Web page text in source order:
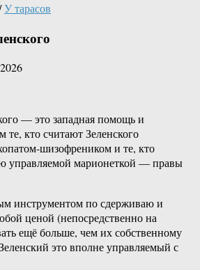
У тарасов
— это западная помощь и
кто считают Зеленского
шизофреником и те, кто
управляемой марионеткой — правы
инструментом по сдерживаю и
ценой (непосредственно на
ещё больше, чем их собственному
это вполне управляемый с